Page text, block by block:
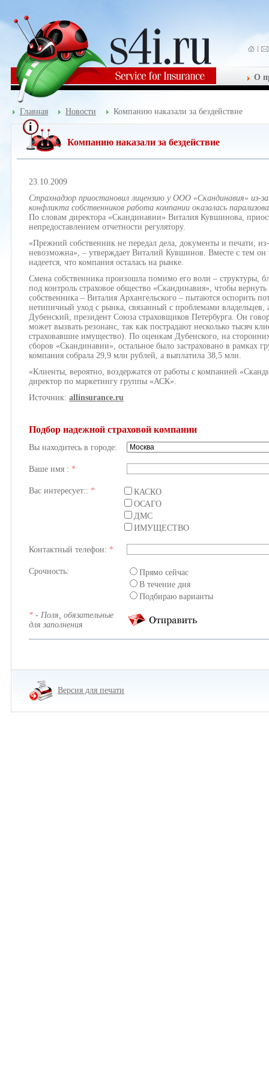
О
Главная Новости Компанию наказали за бездействие
Компанию наказали за бездействие
23.10.2009
Страхнадзор приостановил лицензию у ООО «Скандинавия» из-
конфликта собственников работа компании оказалась
По словам директора «Скандинавии» Виталия Кувшинова,
непредоставлением отчетности регулятору.
«Прежний собственник не передал дела, документы и печати,
невозможна», – утверждает Виталий Кувшинов. Вместе с тем он
надеется, что компания осталась на рынке.
Смена собственника произошла помимо его воли – структуры,
под контроль страховое общество «Скандинавия», чтобы
собственника – Виталия Архангельского – пытаются оспорить
нетипичный уход с рынка, связанный с проблемами владельцев,
Дубенский, президент Союза страховщиков Петербурга. Он
может вызвать резонанс, так как пострадают несколько тысяч
страховавшие имущество). По оценкам Дубенского, на
сборов «Скандинавии», остальное было застраховано в рамках
компания собрала 29,9 млн рублей, а выплатила 38,5 млн.
«Клиенты, вероятно, воздержатся от работы с компанией
директор по маркетингу группы «АСК».
Источник: allinsurance.ru
Подбор надежной страховой компании
Вы находитесь в городе:
Ваше имя : *
Вас интересует:: *
КАСКО
ОСАГО
ДМС
ИМУЩЕСТВО
Контактный телефон: *
Срочность:
Прямо сейчас
В течение дня
Подбираю варианты
* - Поля, обязательные
для заполнения
Версия для печати